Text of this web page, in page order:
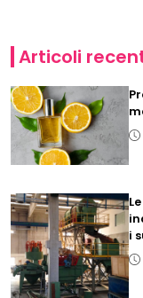
Articoli
i